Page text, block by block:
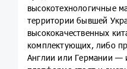
высокотехнологичные
территории бывшей
высококачественных
комплектующих, либо
Англии или Германии —